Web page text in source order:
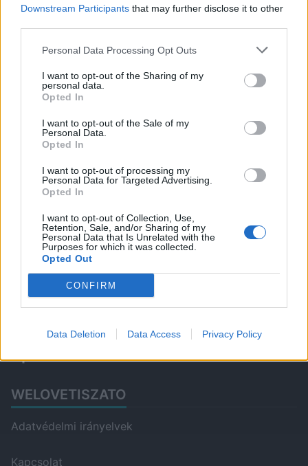
Downstream Participants that may further disclose it to other
Personal Data Processing Opt Outs
I want to opt-out of the Sharing of my
personal data.
Opted In
I want to opt-out of the Sale of my
Personal Data.
Opted In
I want to opt-out of processing my
Personal Data for Targeted Advertising.
Opted In
I want to opt-out of Collection, Use,
Retention, Sale, and/or Sharing of my
Personal Data that Is Unrelated with the
Purposes for which it was collected.
Opted Out
CONFIRM
Data Deletion Data Access Privacy Policy
Étel-ital kínálat:
medvehagymás pogácsa
grillezett ételek
pálinka különlegességek
Programok:
verseny
Idénynyitó Petanque bajnokság
Ártéri madarász túra
ITT IS FENT VAGYUNK
WELOVETISZATO
Adatvédelmi irányelvek
Kapcsolat